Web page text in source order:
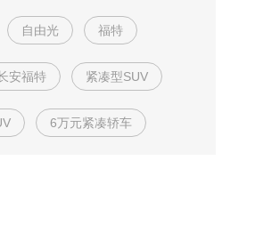
自由光 福特
安福特 紧凑型SUV
6万元紧凑轿车